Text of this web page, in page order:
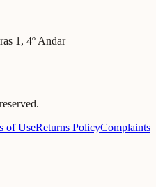
1, 4º Andar
of UseReturns PolicyComplaints